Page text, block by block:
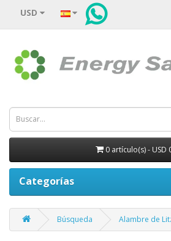
USD
0 artículo(s) - USD
Categorías
Búsqueda Alambre de